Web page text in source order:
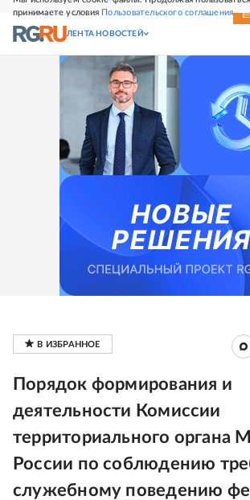
принимаете условия Пользовательского соглашения
СВЕЖИЙ НОМЕР
ЛЕНТА НОВОСТЕЙ
Порядок формирования и
деятельности Комиссии
территориального органа
России по соблюдению
служебному поведению